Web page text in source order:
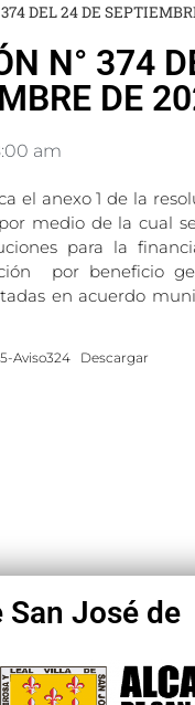
DEL 24 DE
N° 374
DE
am
el anexo 1 de la
medio de la cual
para la
por beneficio
en acuerdo
Aviso324 Descargar
José de